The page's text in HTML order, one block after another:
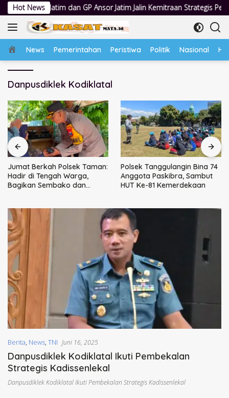
Langsung
ke
konten
Hot News
dan GP Ansor Jatim Jalin Kemitraan Strategis Perpajakan
Home
News Pemerintahan Peristiwa Politik Nasional
Danpusdiklek Kodiklatal
Jumat Berkah Polsek Taman:
Hadir di Tengah Warga,
Bagikan Sembako dan
Polsek Tanggulangin Bina 74
Anggota Paskibra, Sambut
HUT Ke-81 Kemerdekaan
Berita, News, TNI Juni 16, 2025
Danpusdiklek Kodiklatal Ikuti Pembekalan
Strategis Kadissenlekal
Danpusdiklek Kodiklatal Ikuti Pembekalan Strategis Kadissenlekal